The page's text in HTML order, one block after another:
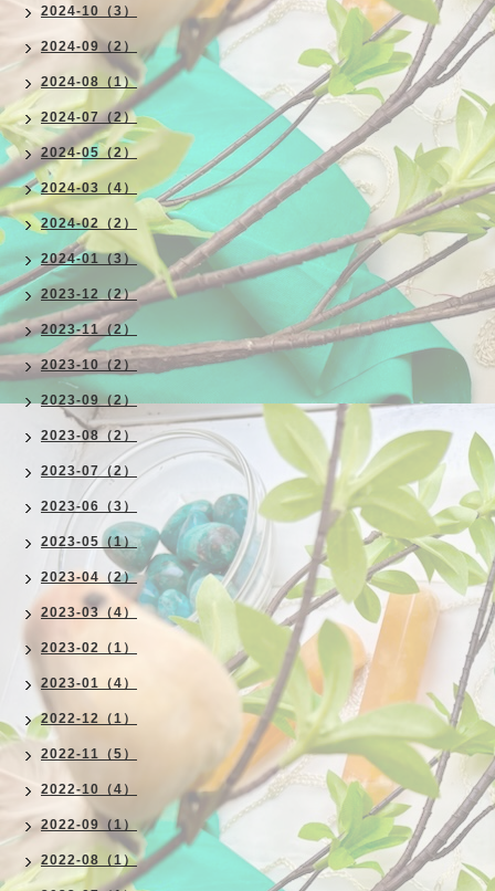
2024-10（3）
2024-09（2）
2024-08（1）
2024-07（2）
2024-05（2）
2024-03（4）
2024-02（2）
2024-01（3）
2023-12（2）
2023-11（2）
2023-10（2）
2023-09（2）
2023-08（2）
2023-07（2）
2023-06（3）
2023-05（1）
2023-04（2）
2023-03（4）
2023-02（1）
2023-01（4）
2022-12（1）
2022-11（5）
2022-10（4）
2022-09（1）
2022-08（1）